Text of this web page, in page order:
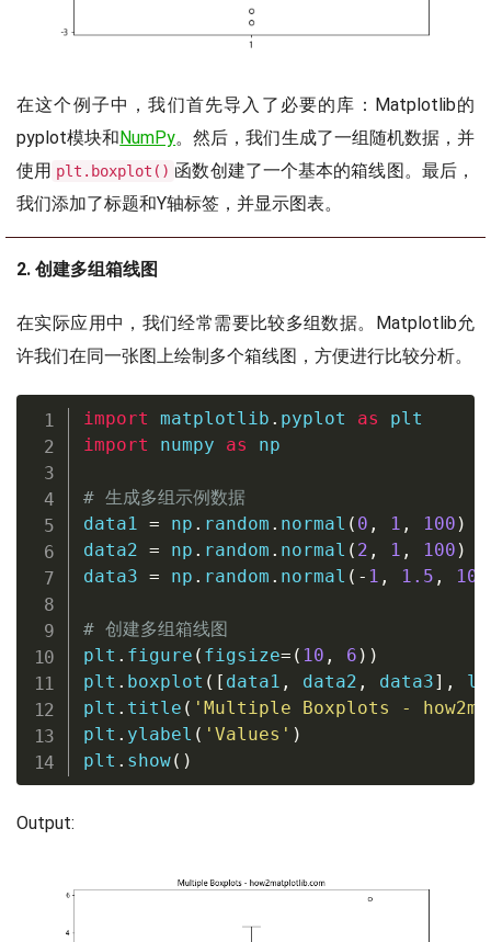
在这个例子中，我们首先导入了必要的库：Matplotlib的
pyplot模块和NumPy。然后，我们生成了一组随机数据，并
使用 plt.boxplot() 函数创建了一个基本的箱线图。最后，
我们添加了标题和Y轴标签，并显示图表。
2. 创建多组箱线图
在实际应用中，我们经常需要比较多组数据。Matplotlib允
许我们在同一张图上绘制多个箱线图，方便进行比较分析。
import matplotlib . pyplot as
import numpy as np
# 生成多组示例数据
data1 = np . random . normal ( 0 , 1 , 100 )
data2 = np . random . normal ( 2 , 1 , 100 )
data3 = np . random . normal ( - 1 , 1.5 , 100
# 创建多组箱线图
plt . figure ( figsize= ( 10 , 6 ) )
plt . boxplot ( [ data1 , data2 , data3] ,
plt . title ( 'Multiple Boxplots -
plt . ylabel ( 'Values' )
plt . show( )
Output: